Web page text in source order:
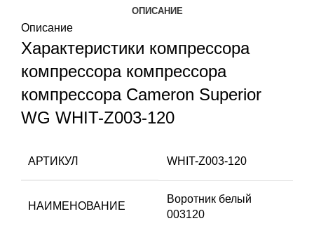
ОПИСАНИЕ
Описание
Характеристики компрессора
компрессора компрессора
компрессора Cameron Superior
WG WHIT-Z003-120
АРТИКУЛ WHIT-Z003-120
НАИМЕНОВАНИЕ
Воротник белый
003120